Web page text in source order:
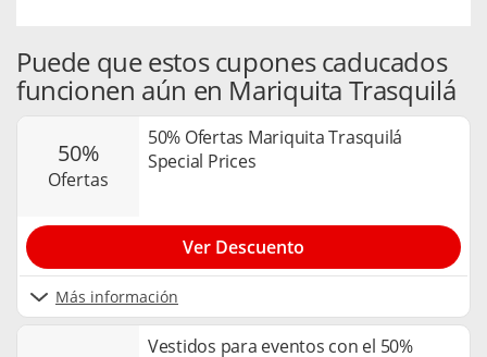
Puede que estos cupones caducados
funcionen aún en Mariquita Trasquilá
50%
ofertas
50% Ofertas Mariquita Trasquilá
Special Prices
Más información
Ver Descuento
Vestidos para eventos con el 50%